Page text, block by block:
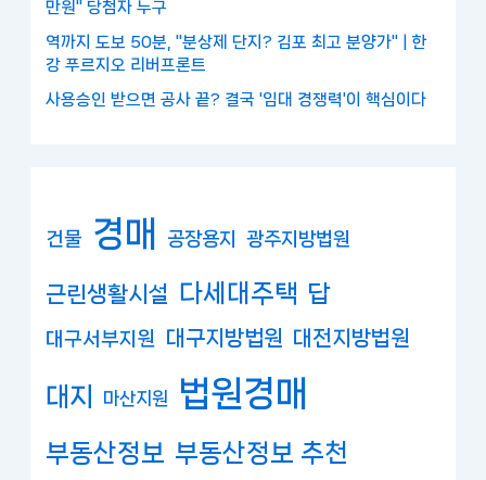
만원" 당첨자 누구
역까지 도보 50분, "분상제 단지? 김포 최고 분양가" | 한
강 푸르지오 리버프론트
사용승인 받으면 공사 끝? 결국 '임대 경쟁력'이 핵심이다
건물 경매 공장용지 광주지방법원
근린생활시설 다세대주택 답
대구서부지원 대구지방법원 대전지방법원
대지 마산지원 법원경매
부동산정보 부동산정보 추천